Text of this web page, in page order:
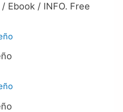
Ebook / INFO. Free